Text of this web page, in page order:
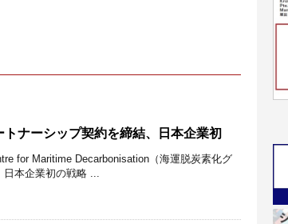
ナーシップ契約を締結、日本企業初
for Maritime Decarbonisation（海運脱炭素化グ
日本企業初の戦略 ...